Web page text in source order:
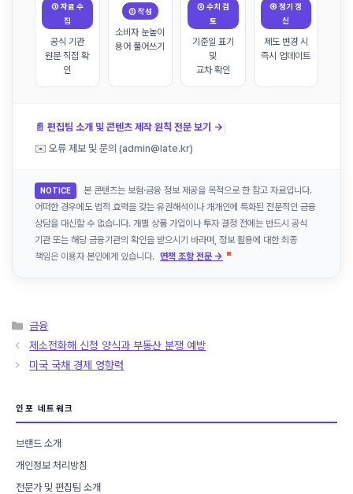
① 자료 수
집
공식 기관
원문 직접 확
인
② 작성
소비자 눈높이
용어 풀어쓰기
③ 수치 검
토
기준일 표기
및
교차 확인
④ 정기 갱
신
제도 변경 시
즉시 업데이트
📄 편집팀 소개 및 콘텐츠 제작 원칙 전문 보기 → |
✉️ 오류 제보 및 문의 (admin@late.kr)
NOTICE
본 콘텐츠는 보험·금융 정보 제공을 목적으로 한 참고 자료입니다.
어떠한 경우에도 법적 효력을 갖는 유권해석이나 개개인에 특화된 전문적인 금융
상담을 대신할 수 없습니다. 개별 상품 가입이나 투자 결정 전에는 반드시 공식
기관 또는 해당 금융기관의 확인을 받으시기 바라며, 정보 활용에 대한 최종
책임은 이용자 본인에게 있습니다. 면책 조항 전문 →
카
테
리
금융
제소전화해 신청 양식과 부동산 분쟁 예방
미국 국채 경제 영향력
인포 네트워크
브랜드 소개
개인정보 처리방침
전문가 및 편집팀 소개